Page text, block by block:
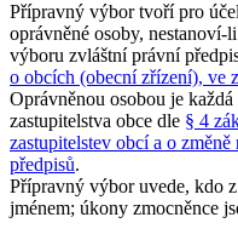
Přípravný výbor tvoří pro
oprávněné osoby,
výboru zvláštní právní
o obcích (obecní zřízení), ve
Oprávněnou osobou je
zastupitelstva obce dle § 4
zastupitelstev obcí a o
předpisů.
Přípravný výbor uvede, kdo
jménem; úkony zmocněnce